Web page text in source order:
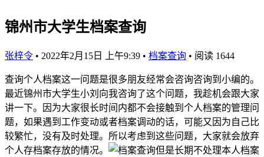
锦州市大学生档案查询
张梓令 • 2022年2月15日 上午9:39 • 档案查询 • 阅读 1644
查询个人档案这一问题是很多朋友经常会咨询咨询到小编的。
最近锦州市大学生小刘向我咨询了这个问题，我趁机会跟大家
讲一下。因为大家很长时间内都不会接触到个人档案的管理问
题，如果遇到工作变动或者档案调动的话，可能又因为自己比
较繁忙，没有及时处理。所以考虑到这些问题，大家就会放弃
个人存档案存放的情况。
但是长期不处理本人档案